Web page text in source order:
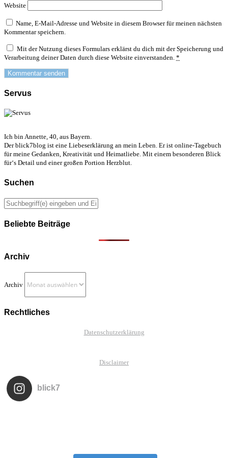
Website
Name, E-Mail-Adresse und Website in diesem Browser für meinen nächsten
Kommentar speichern.
Mit der Nutzung dieses Formulars erklärst du dich mit der Speicherung und
Verarbeitung deiner Daten durch diese Website einverstanden. *
Servus
Ich bin Annette, 40, aus Bayern.
Der blick7blog ist eine Liebeserklärung an mein Leben. Er ist online-Tagebuch
für meine Gedanken, Kreativität und Heimatliebe. Mit einem besonderen Blick
für‘s Detail und einer großen Portion Herzblut.
Suchen
Beliebte Beiträge
Archiv
Archiv
Rechtliches
Datenschutzerklärung
Disclaimer
blick7